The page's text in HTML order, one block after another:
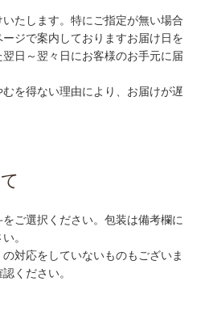
たします。特にご指定が無い場合
ジで案内しておりますお届け日を
日～翌々日にお客様のお手元に届
を得ない理由により、お届けが遅
ご選択ください。包装は備考欄に
。
対応をしていないものもございま
ください。